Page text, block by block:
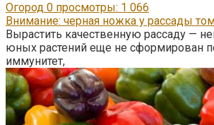
Огород 0 просмотры: 1 066
Внимание: черная ножка у рассады
Вырастить качественную рассаду —
юных растений еще не сформирован
иммунитет,